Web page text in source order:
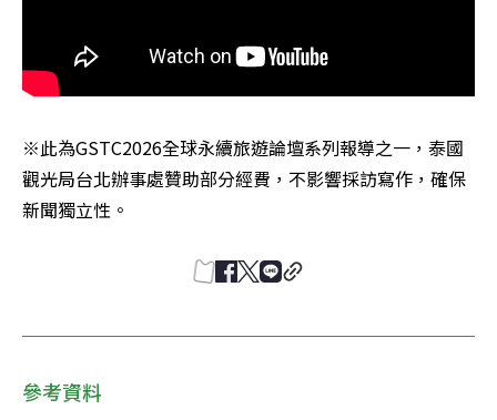
※此為GSTC2026全球永續旅遊論壇系列報導之一，泰國
觀光局台北辦事處贊助部分經費，不影響採訪寫作，確保
新聞獨立性。
參考資料